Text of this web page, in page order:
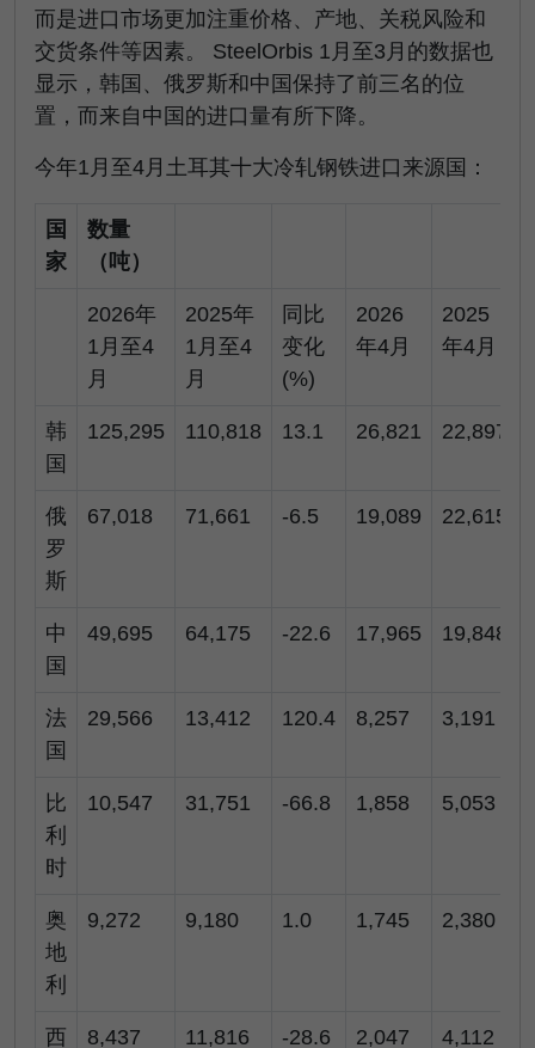
而是进口市场更加注重价格、产地、关税风险和
交货条件等因素。 SteelOrbis 1月至3月的数据也
显示，韩国、俄罗斯和中国保持了前三名的位
置，而来自中国的进口量有所下降。
今年1月至4月土耳其十大冷轧钢铁进口来源国：
国
家
数量
（吨）
2026年
1月至4
月
2025年
1月至4
月
同比
变化
(%)
2026
年4月
2025
年4月
韩
国
125,295 110,818 13.1 26,821 22,897
俄
罗
斯
67,018 71,661 -6.5 19,089 22,615
中
国
49,695 64,175 -22.6 17,965 19,848
法
国
29,566 13,412 120.4 8,257 3,191
比
利
时
10,547 31,751 -66.8 1,858 5,053
奥
地
利
9,272 9,180 1.0 1,745 2,380
西 8,437 11,816 -28.6 2,047 4,112